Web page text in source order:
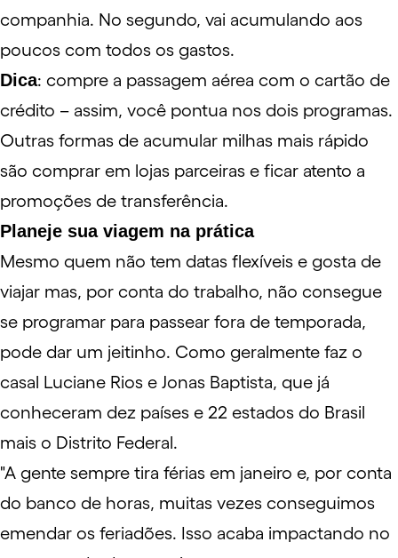
companhia. No segundo, vai acumulando aos
poucos com todos os gastos.
Dica: compre a passagem aérea com o cartão de
crédito – assim, você pontua nos dois programas.
Outras formas de acumular milhas mais rápido
são comprar em lojas parceiras e ficar atento a
promoções de transferência.
Planeje sua viagem na prática
Mesmo quem não tem datas flexíveis e gosta de
viajar mas, por conta do trabalho, não consegue
se programar para passear fora de temporada,
pode dar um jeitinho. Como geralmente faz o
casal Luciane Rios e Jonas Baptista, que já
conheceram dez países e 22 estados do Brasil
mais o Distrito Federal.
"A gente sempre tira férias em janeiro e, por conta
do banco de horas, muitas vezes conseguimos
emendar os feriadões. Isso acaba impactando no